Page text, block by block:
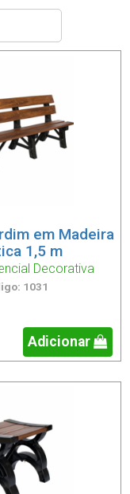
em Madeira
1,5 m
Decorativa
1031
Adicionar